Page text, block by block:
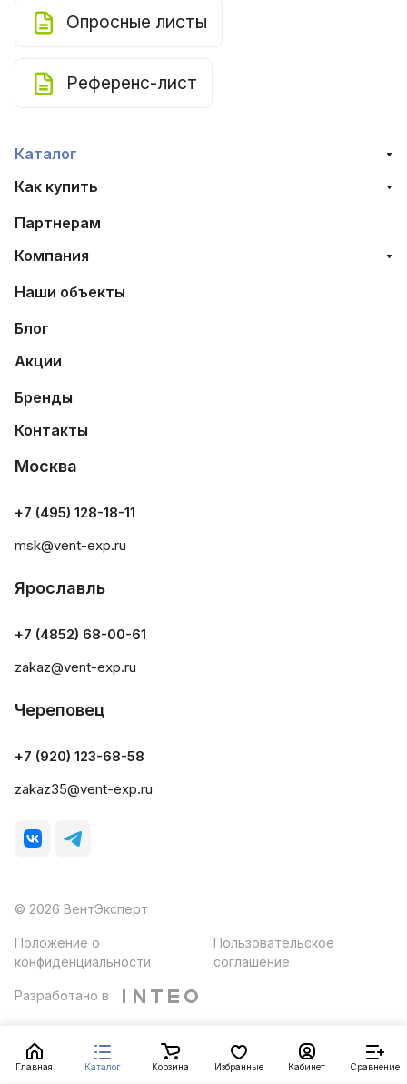
Главная Каталог Корзина Избранные Кабинет Сравнение
Опросные листы
Референс-лист
Каталог
Как купить
Партнерам
Компания
Наши объекты
Блог
Акции
Бренды
Контакты
Москва
+7 (495) 128-18-11
msk@vent-exp.ru
Ярославль
+7 (4852) 68-00-61
zakaz@vent-exp.ru
Череповец
+7 (920) 123-68-58
zakaz35@vent-exp.ru
© 2026 ВентЭксперт
Положение о
конфиденциальности
Пользовательское
соглашение
Разработано в